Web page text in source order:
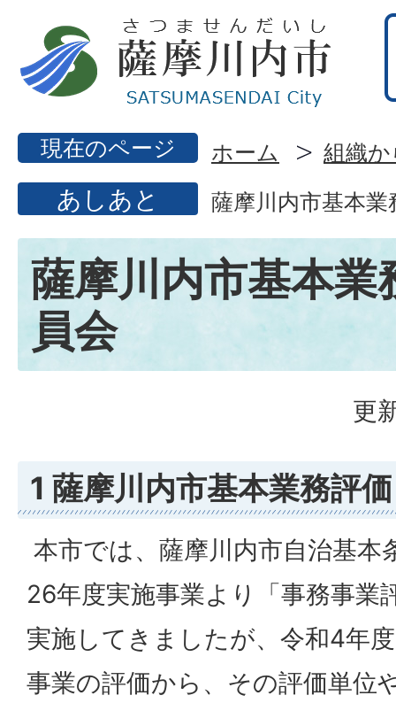
現在のページ ホーム 組織
あしあと 薩摩川内市基本業
薩摩川内市基本業
員会
更
1 薩摩川内市基本業務評価
本市では、薩摩川内市自治基本
26年度実施事業より「事務事業
実施してきましたが、令和4年
事業の評価から、その評価単位